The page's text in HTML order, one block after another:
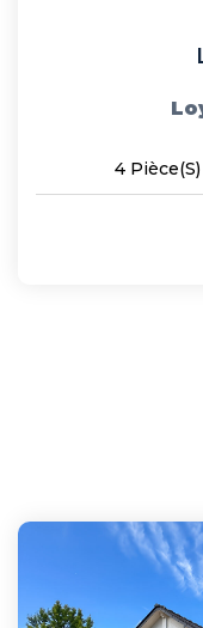
4 Pièce(s)